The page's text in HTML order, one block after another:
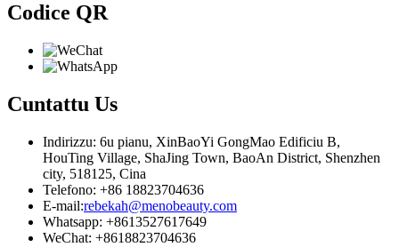
Codice QR
Cuntattu Us
Indirizzu: 6u pianu, XinBaoYi GongMao Edificiu B,
HouTing Village, ShaJing Town, BaoAn District, Shenzhen
city, 518125, Cina
Telefono: +86 18823704636
E-mail:rebekah@menobeauty.com
Whatsapp: +8613527617649
WeChat: +8618823704636